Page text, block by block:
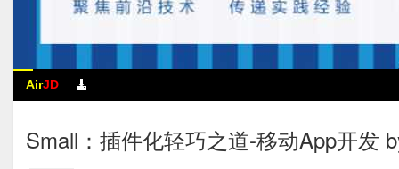
AirJD
Small：插件化轻巧之道-移动App开发